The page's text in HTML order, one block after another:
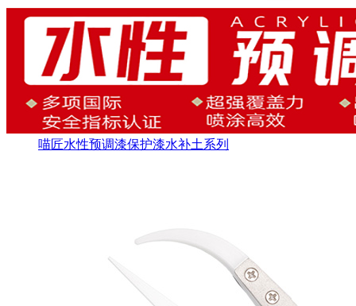
喵匠水性预调漆保护漆水补土系列